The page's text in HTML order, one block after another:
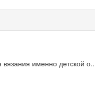
именно детской о..